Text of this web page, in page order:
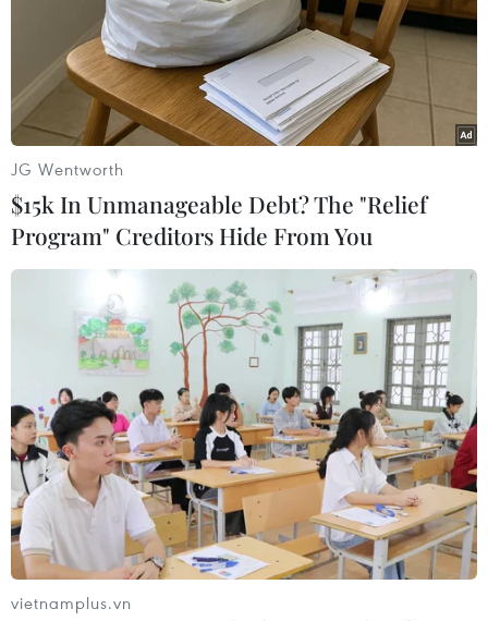
Ukraine tăng cường hợp tác với EU trong
lĩnh vực điện năng
15/04/2022 07:48
Ukraine có thể tăng xuất khẩu điện cho EU thêm 600
MW mà không yêu cầu nâng cấp lưới điện, cộng thêm
1.000 MW qua Ba Lan nếu một đường dây cáp điện
không sử dụng từ lâu giữa hai nước được nối lại.
JG Wentworth
$15k In Unmanageable Debt? The "Relief
Program" Creditors Hide From You
vietnamplus.vn